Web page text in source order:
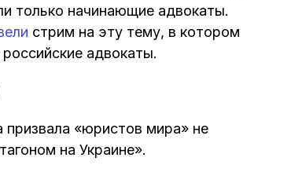
только начинающие адвокаты.
стрим на эту тему, в котором
адвокаты.
«юристов мира» не
на Украине».